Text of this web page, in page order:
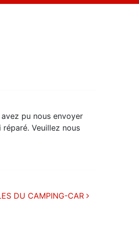
pu nous envoyer
Veuillez nous
DU CAMPING-CAR